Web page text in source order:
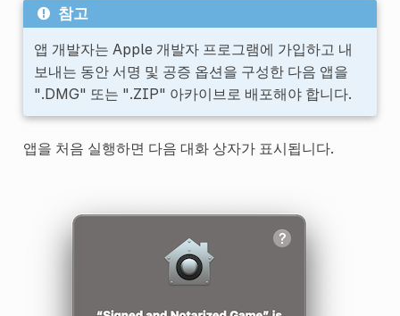
참고
앱 개발자는 Apple 개발자 프로그램에 가입하고 내
보내는 동안 서명 및 공증 옵션을 구성한 다음 앱을
".DMG" 또는 ".ZIP" 아카이브로 배포해야 합니다.
앱을 처음 실행하면 다음 대화 상자가 표시됩니다.